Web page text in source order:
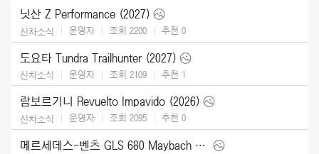
닛산 Z Performance (2027)
신차소식 운영자 조회 2200 추천 0
도요타 Tundra Trailhunter (2027)
신차소식 운영자 조회 2109 추천 1
람보르기니 Revuelto Impavido (2026)
신차소식 운영자 조회 2095 추천 0
메르세데스-벤츠 GLS 680 Maybach (2027)